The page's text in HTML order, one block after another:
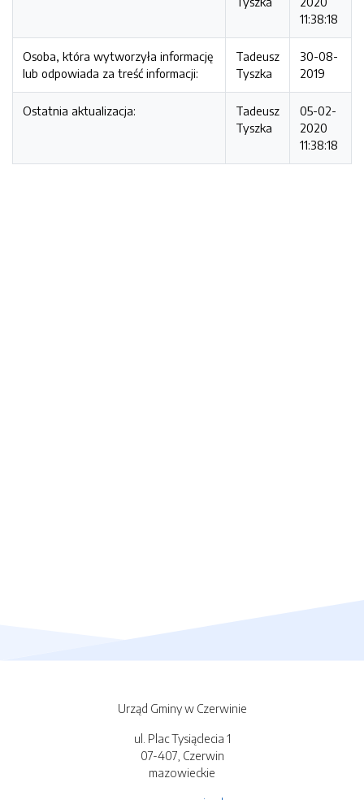
11:38:18
Osoba, która wytworzyła informację
lub odpowiada za treść informacji:
Tadeusz
Tyszka
30-08-
2019
Ostatnia aktualizacja:
Tadeusz
Tyszka
05-02-
2020
11:38:18
Urząd Gminy w Czerwinie
ul. Plac Tysiąclecia 1
07-407, Czerwin
mazowieckie